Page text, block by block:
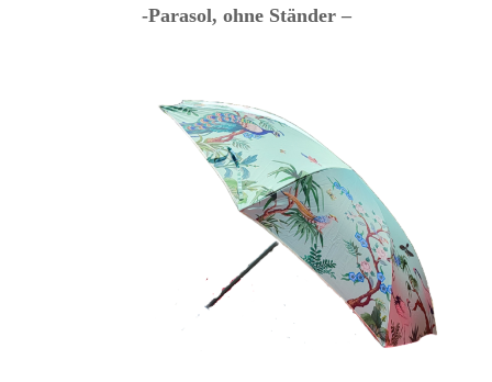
-Parasol, ohne Ständer –